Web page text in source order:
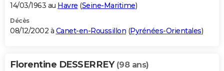
14/03/1963 au Havre (Seine-Maritime)
Décès
08/12/2002 à Canet-en-Roussillon (Pyrénées-Orientales)
Florentine DESSERREY (98 ans)